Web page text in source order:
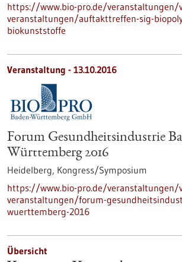
https://www.bio-pro.de/veranstaltungen/
veranstaltungen/auftakttreffen-sig-
biokunststoffe
Veranstaltung - 13.10.2016
Forum Gesundheitsindustrie
Württemberg 2016
Heidelberg, Kongress/Symposium
https://www.bio-pro.de/veranstaltungen/
veranstaltungen/forum-
wuerttemberg-2016
Übersicht